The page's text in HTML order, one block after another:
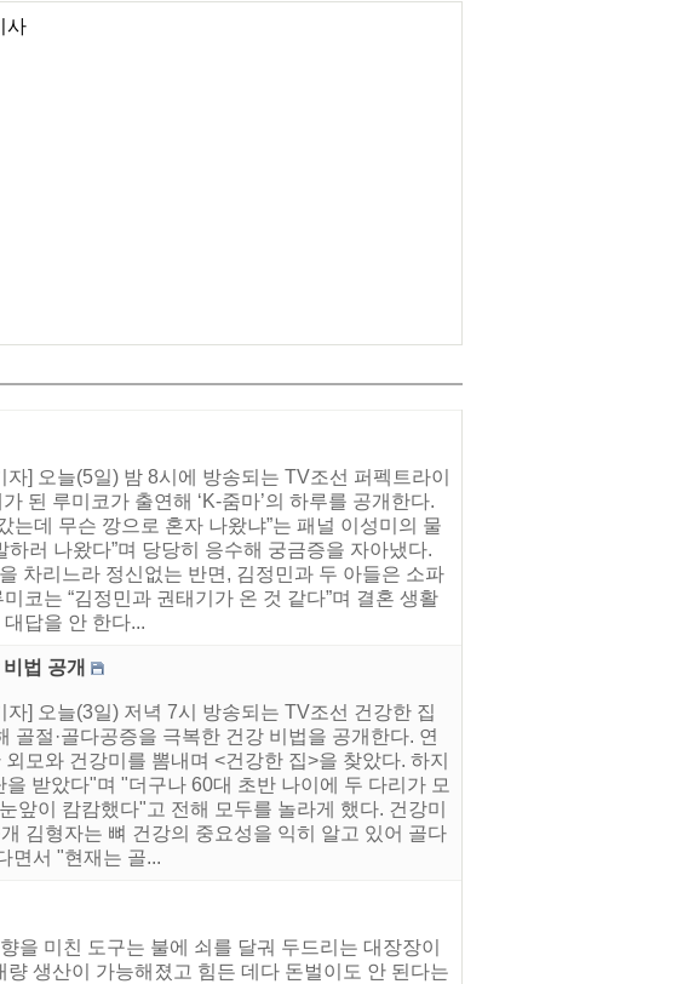
사
] 오늘(5일) 밤 8시에 방송되는 TV조선 퍼펙트라이
된 루미코가 출연해 ‘K-줌마’의 하루를 공개한다.
는데 무슨 깡으로 혼자 나왔냐”는 패널 이성미의 물
러 나왔다”며 당당히 응수해 궁금증을 자아냈다.
차리느라 정신없는 반면, 김정민과 두 아들은 소파
코는 “김정민과 권태기가 온 것 같다”며 결혼 생활
답을 안 한다...
법 공개
] 오늘(3일) 저녁 7시 방송되는 TV조선 건강한 집
절·골다공증을 극복한 건강 비법을 공개한다. 연
모와 건강미를 뽐내며 <건강한 집>을 찾았다. 하지
받았다"며 "더구나 60대 초반 나이에 두 다리가 모
앞이 캄캄했다"고 전해 모두를 놀라게 했다. 건강미
김형자는 뼈 건강의 중요성을 익히 알고 있어 골다
면서 "현재는 골...
을 미친 도구는 불에 쇠를 달궈 두드리는 대장장이
생산이 가능해졌고 힘든 데다 돈벌이도 안 된다는